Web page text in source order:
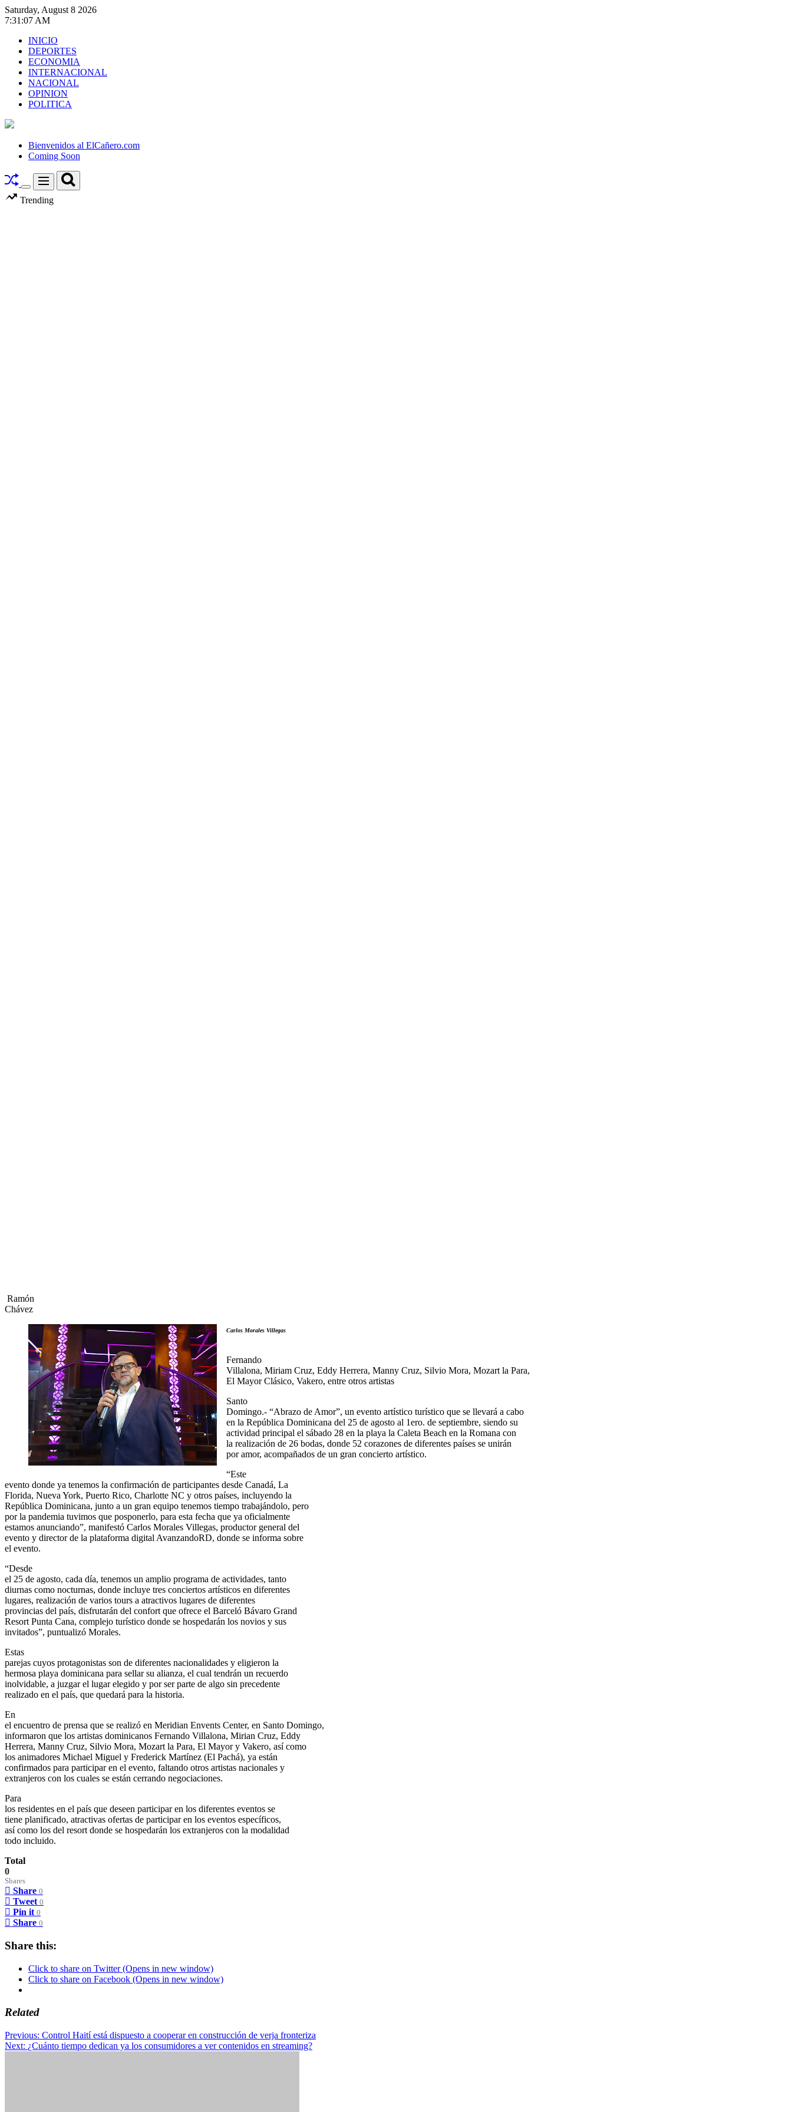
Skip
to
Saturday, August 8 2026
7:31 :08 AM
INICIO
DEPORTES
ECONOMIA
INTERNACIONAL
NACIONAL
OPINION
POLITICA
El
Bienvenidos al ElCañero.com
Coming Soon
Switch
color
Menu Search
Trending
Ramón
Chávez
Carlos Morales Villegas
Fernando
Villalona, Miriam Cruz, Eddy Herrera, Manny Cruz, Silvio Mora, Mozart la Para,
El Mayor Clásico, Vakero, entre otros artistas
Santo
Domingo.- “Abrazo de Amor”, un evento artístico turístico que se llevará a cabo
en la República Dominicana del 25 de agosto al 1ero. de septiembre, siendo su
actividad principal el sábado 28 en la playa la Caleta Beach en la Romana con
la realización de 26 bodas, donde 52 corazones de diferentes países se unirán
por amor, acompañados de un gran concierto artístico.
“Este
evento donde ya tenemos la confirmación de participantes desde Canadá, La
Florida, Nueva York, Puerto Rico, Charlotte NC y otros países, incluyendo la
República Dominicana, junto a un gran equipo tenemos tiempo trabajándolo, pero
por la pandemia tuvimos que posponerlo, para esta fecha que ya oficialmente
estamos anunciando”, manifestó Carlos Morales Villegas, productor general del
evento y director de la plataforma digital AvanzandoRD, donde se informa sobre
el evento.
“Desde
el 25 de agosto, cada día, tenemos un amplio programa de actividades, tanto
diurnas como nocturnas, donde incluye tres conciertos artísticos en diferentes
lugares, realización de varios tours a atractivos lugares de diferentes
provincias del país, disfrutarán del confort que ofrece el Barceló Bávaro Grand
Resort Punta Cana, complejo turístico donde se hospedarán los novios y sus
invitados”, puntualizó Morales.
Estas
parejas cuyos protagonistas son de diferentes nacionalidades y eligieron la
hermosa playa dominicana para sellar su alianza, el cual tendrán un recuerdo
inolvidable, a juzgar el lugar elegido y por ser parte de algo sin precedente
realizado en el país, que quedará para la historia.
En
el encuentro de prensa que se realizó en Meridian Envents Center, en Santo Domingo,
informaron que los artistas dominicanos Fernando Villalona, Mirian Cruz, Eddy
Herrera, Manny Cruz, Silvio Mora, Mozart la Para, El Mayor y Vakero, así como
los animadores Michael Miguel y Frederick Martínez (El Pachá), ya están
confirmados para participar en el evento, faltando otros artistas nacionales y
extranjeros con los cuales se están cerrando negociaciones.
Para
los residentes en el país que deseen participar en los diferentes eventos se
tiene planificado, atractivas ofertas de participar en los eventos específicos,
así como los del resort donde se hospedarán los extranjeros con la modalidad
todo incluido.
Total
0
Shares
Share 0
Tweet 0
Pin it 0
Share 0
Share this:
Click to share on Twitter (Opens in new window)
Click to share on Facebook (Opens in new window)
Related
Post
navigation
Previous: Control Haití está dispuesto a cooperar en construcción de verja fronteriza
Next: ¿Cuánto tiempo dedican ya los consumidores a ver contenidos en streaming?